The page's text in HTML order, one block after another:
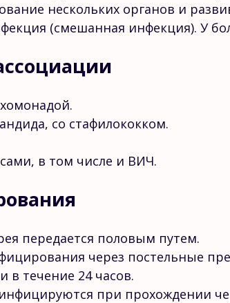
нескольких органов и
(смешанная инфекция). У
со стафилококком.
в том числе и ВИЧ.
передается половым путем.
через постельные
в течение 24 часов.
при прохождении